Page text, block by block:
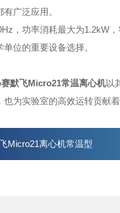
广泛应用。
，功率消耗最大为1.2kW
位的重要设备选择。
默飞Micro21常温离心机以
为实验室的高效运转贡献
Micro21离心机常温型